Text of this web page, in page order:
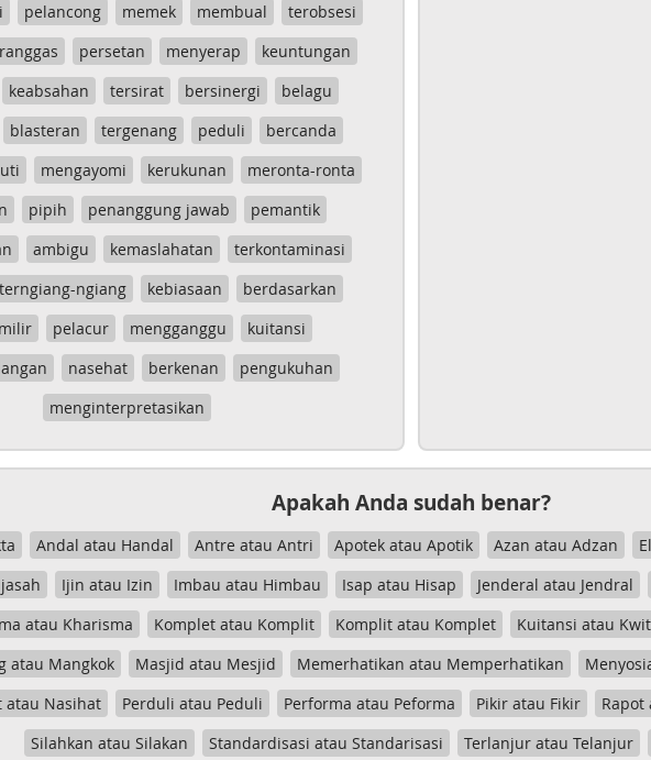
pelancong memek membual
terobsesi
persetan menyerap
keuntungan
keabsahan tersirat bersinergi
belagu
blasteran tergenang peduli
bercanda
mengayomi kerukunan
meronta-ronta
pipih penanggung jawab
pemantik
ambigu kemaslahatan
terkontaminasi
terngiang-ngiang kebiasaan
berdasarkan
pelacur mengganggu
kuitansi
nasehat berkenan
pengukuhan
menginterpretasikan
Apakah Anda sudah benar?
Andal atau Handal Antre atau Antri Apotek atau Apotik Azan atau Adzan
Ijin atau Izin Imbau atau Himbau Isap atau Hisap Jenderal atau Jendral
atau Kharisma
Komplet atau Komplit Komplit atau Komplet Kuitansi atau
atau Mangkok
Masjid atau Mesjid Memerhatikan atau Memperhatikan
atau Nasihat
Perduli atau Peduli Performa atau Peforma Pikir atau Fikir Rapot
Silahkan atau Silakan
Standardisasi atau Standarisasi Terlanjur atau Telanjur